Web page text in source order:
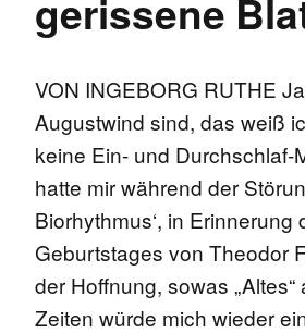
gerissene
VON INGEBORG RUTHE
Augustwind sind, das weiß
keine Ein- und Durchschlaf-
hatte mir während der
Biorhythmus‘, in Erinnerung
Geburtstages von Theodor
der Hoffnung, sowas
Zeiten würde mich wieder